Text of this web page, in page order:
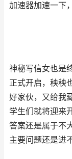
加速器加速一下
神秘写信女也是
正式开启，秧秧
好家伙，又给我
学生们就将迎来
答案还是属于不
主要问题还是进